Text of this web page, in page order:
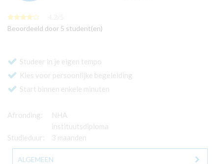
4.2
Beoordeeld door 5 student(en)
Studeer in je eigen tempo
Kies voor persoonlijke begeleiding
Start binnen enkele minuten
Afronding:
NHA
instituutsdiploma
Studieduur:
3 maanden
ALGEMEEN